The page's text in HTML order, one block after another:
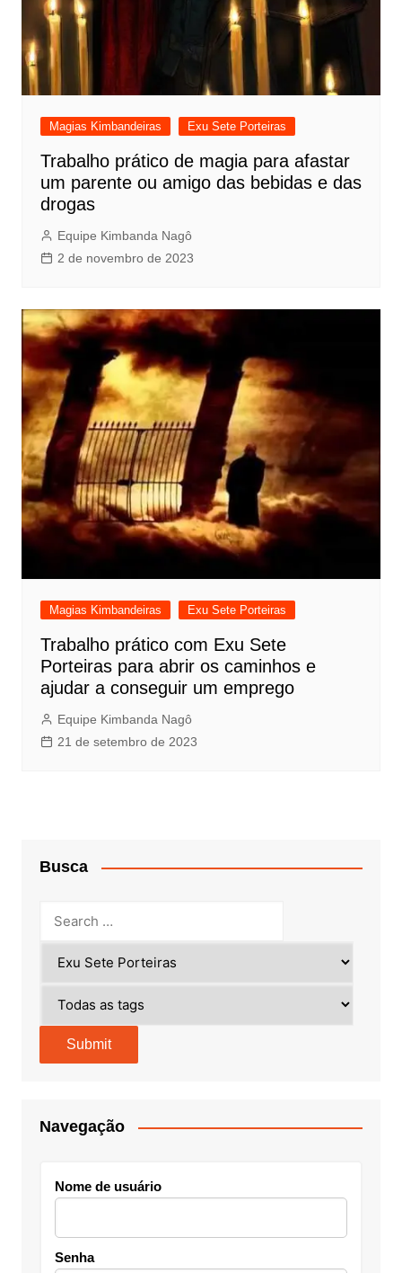
Magias Kimbandeiras Exu Sete Porteiras
Trabalho prático de magia para afastar
um parente ou amigo das bebidas e das
drogas
Equipe Kimbanda Nagô
2 de novembro de 2023
Magias Kimbandeiras Exu Sete Porteiras
Trabalho prático com Exu Sete
Porteiras para abrir os caminhos e
ajudar a conseguir um emprego
Equipe Kimbanda Nagô
21 de setembro de 2023
Busca
Navegação
Nome de usuário
Senha